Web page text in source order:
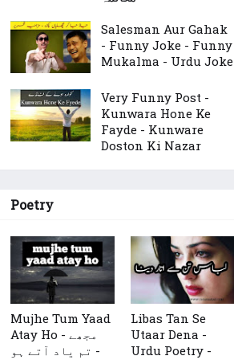
Salesman Aur Gahak
- Funny Joke - Funny
Mukalma - Urdu Joke
Very Funny Post -
Kunwara Hone Ke
Fayde - Kunware
Doston Ki Nazar
Poetry
Mujhe Tum Yaad
Atay Ho - مجھے
تم یاد آتے ہو -
Libas Tan Se
Utaar Dena -
Urdu Poetry -